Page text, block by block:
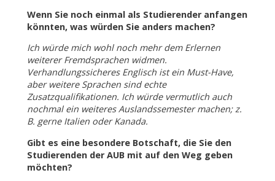
Wenn Sie noch einmal als Studierender anfangen
könnten, was würden Sie anders machen?
Ich würde mich wohl noch mehr dem Erlernen
weiterer Fremdsprachen widmen.
Verhandlungssicheres Englisch ist ein Must-Have,
aber weitere Sprachen sind echte
Zusatzqualifikationen. Ich würde vermutlich auch
nochmal ein weiteres Auslandssemester machen; z.
B. gerne Italien oder Kanada.
Gibt es eine besondere Botschaft, die Sie den
Studierenden der AUB mit auf den Weg geben
möchten?